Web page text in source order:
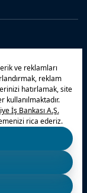
Güvenlik
Hizmetleri
Korunması